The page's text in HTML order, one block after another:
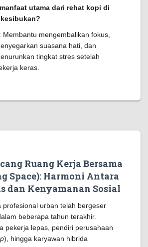
utama dari rehat kopi di
Membantu mengembalikan fokus,
suasana hati, dan
tingkat stres setelah
keras.
Ruang Kerja Bersama
Space): Harmoni Antara
dan Kenyamanan Sosial
profesional urban telah bergeser
beberapa tahun terakhir.
pekerja lepas, pendiri perusahaan
), hingga karyawan hibrida